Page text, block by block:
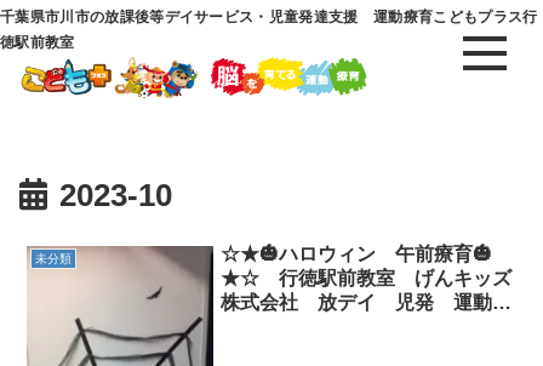
千葉県市川市の放課後等デイサービス・児童発達支援 運動療育こどもプラス行
徳駅前教室
2023-10
未分類
☆★🎃ハロウィン 午前療育🎃
★☆ 行徳駅前教室 げんキッズ
株式会社 放デイ 児発 運動療